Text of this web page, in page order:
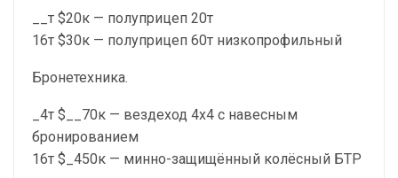
__т $20к — полуприцеп 20т
16т $30к — полуприцеп 60т низкопрофильный
Бронетехника.
_4т $__70к — вездеход 4х4 с навесным
бронированием
16т $_450к — минно-защищённый колёсный БТР